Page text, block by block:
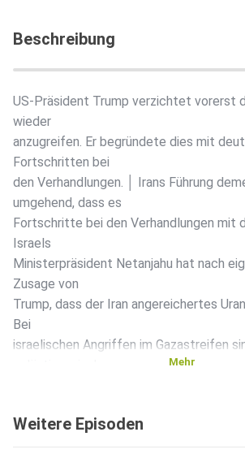
Beschreibung
US-Präsident Trump verzichtet vorerst
wieder
anzugreifen. Er begründete dies mit
Fortschritten bei
den Verhandlungen. │ Irans Führung
umgehend, dass es
Fortschritte bei den Verhandlungen mit
Israels
Ministerpräsident Netanjahu hat nach
Zusage von
Trump, dass der Iran angereichertes
Bei
israelischen Angriffen im Gazastreifen
ukrainischen Angriff gibt es Tote und
Mehr
Weitere Episoden